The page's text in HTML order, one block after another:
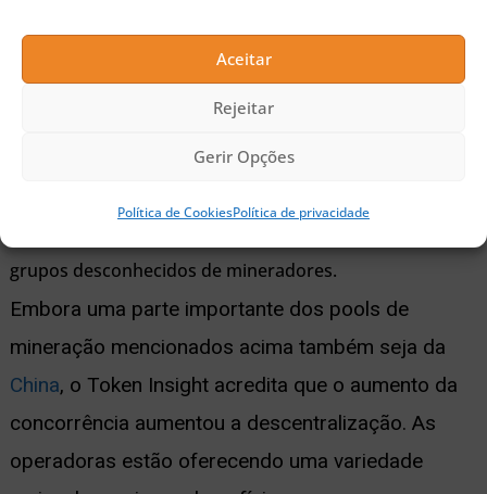
Aceitar
Rejeitar
Gerir Opções
Política de CookiesPolítica de privacidade
Poolin, embora tenha apresentado melhor desempenho
nos últimos meses de 2019, fechou o ano com com 12%,
Slushpool e ViaPool processaram 8%
da taxa de hash da rede, enquanto BTC.TOP, Huobi Pool
grupos desconhecidos de mineradores.
Embora uma parte importante dos pools de
mineração mencionados acima também seja da
China, o Token Insight acredita que o aumento da
concorrência aumentou a descentralização. As
operadoras estão oferecendo uma variedade